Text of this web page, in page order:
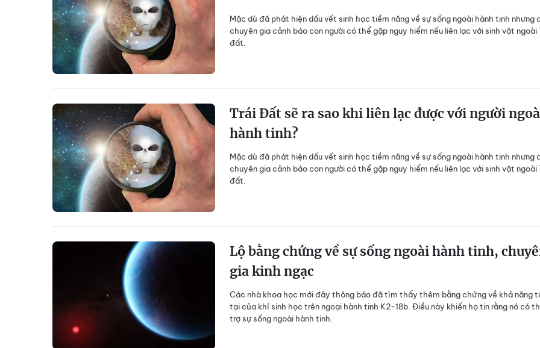
Mặc dù đã phát hiện dấu vết sinh học tiềm năng về sự sống ngoài hành tinh nhưng
chuyên gia cảnh báo con người có thể gặp nguy hiểm nếu liên lạc với sinh vật ngoài
đất.
Trái Đất sẽ ra sao khi liên lạc được với người
hành tinh?
Mặc dù đã phát hiện dấu vết sinh học tiềm năng về sự sống ngoài hành tinh nhưng
chuyên gia cảnh báo con người có thể gặp nguy hiểm nếu liên lạc với sinh vật ngoài
đất.
Lộ bằng chứng về sự sống ngoài hành tinh,
gia kinh ngạc
Các nhà khoa học mới đây thông báo đã tìm thấy thêm bằng chứng về khả năng
tại của khí sinh học trên ngoại hành tinh K2-18b. Điều này khiến họ tin rằng nó có
trợ sự sống ngoài hành tinh.